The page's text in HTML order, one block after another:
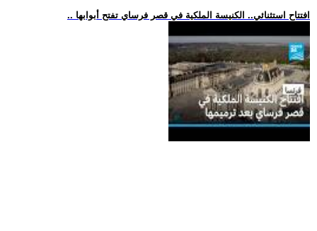
.. افتتاح استثنائي.. الكنيسة الملكية في قصر فرساي تفتح أبوابها